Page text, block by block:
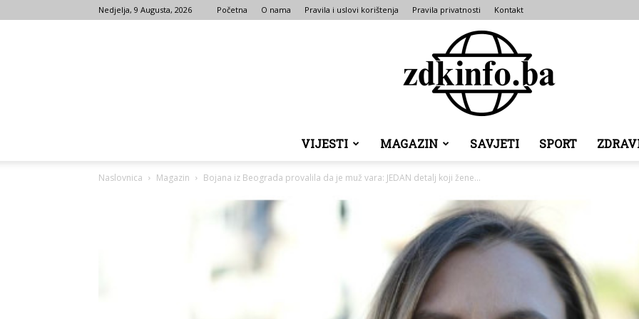
Nedjelja, 9 Augusta, 2026 Početna O nama Pravila i uslovi korištenja Pravila privatnosti Kontakt
VIJESTI MAGAZIN SAVJETI SPORT
Naslovnica Magazin Bojana iz Beograda provalila da je muž vara: JEDAN detalj koji žene...